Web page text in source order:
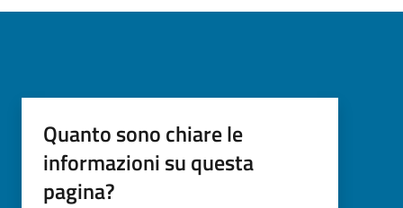
Quanto sono chiare le
informazioni su questa
pagina?